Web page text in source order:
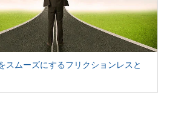
スムーズにするフリクションレスと